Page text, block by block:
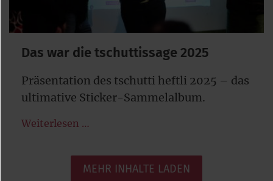
Das war die tschuttissage 2025
Präsentation des tschutti heftli 2025 – das
ultimative Sticker-Sammelalbum.
Weiterlesen …
MEHR INHALTE LADEN